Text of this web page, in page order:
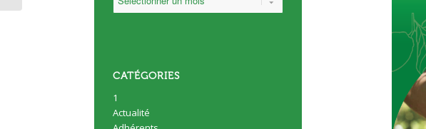
CATÉGORIES
1
Actualité